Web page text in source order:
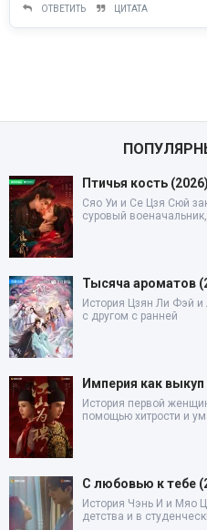
ОТВЕТИТЬ ЦИТАТА
Птичья кость (2026)
Сяо Уи и Се Цзя Сюй
суровый
Тысяча ароматов
История Цзян Ли Фэй
с другом с ранней
Империя как выкуп
История первой
помощью хитрости и
С любовью к тебе
История Чэнь И и Мяо
детства и в